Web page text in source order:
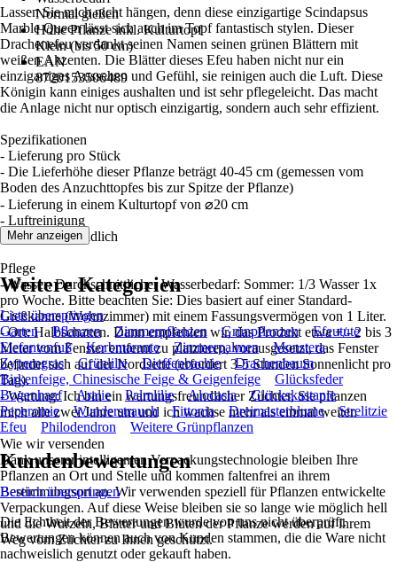
Normal gießen
Höhe Pflanze inkl. Kulturtopf
Klein (bis 50 cm)
EAN
8720153506489
Lassen Sie mich nicht hängen, denn diese einzigartige Scindapsus
Marble Queen lässt sich auch im Topf fantastisch stylen. Dieser
Drachenefeu verdankt seinen Namen seinen grünen Blättern mit
weißen Akzenten. Die Blätter dieses Efeu haben nicht nur ein
einzigartiges Aussehen und Gefühl, sie reinigen auch die Luft. Diese
Königin kann einiges aushalten und ist sehr pflegeleicht. Das macht
die Anlage nicht nur optisch einzigartig, sondern auch sehr effizient.
Spezifikationen
- Lieferung pro Stück
- Die Lieferhöhe dieser Pflanze beträgt 40-45 cm (gemessen vom
Boden des Anzuchttopfes bis zur Spitze der Pflanze)
- Lieferung in einem Kulturtopf von ⌀20 cm
- Luftreinigung
- Wartungsfreundlich
Pflege
- Wasser: Durchschnittlicher Wasserbedarf: Sommer: 1/3 Wasser 1x
pro Woche. Bitte beachten Sie: Dies basiert auf einer Standard-
Gießkanne (Wohnzimmer) mit einem Fassungsvermögen von 1 Liter.
- Ort: Halbschatten. Dann empfehlen wir, das Produkt etwa +/- 2 bis 3
Meter vom Fenster entfernt zu platzieren, vorausgesetzt, das Fenster
befindet sich auf der Nordseite (erfordert 3-5 Stunden Sonnenlicht pro
Tag).
- Wartung: Ich bin ein wartungsfreundlicher Züchter, Sie pflanzen
mich alle zwei Jahre um und ich wachse mehr als einmal weiter.
Wie wir versenden
Dank unserer intelligenten Verpackungstechnologie bleiben Ihre
Pflanzen an Ort und Stelle und kommen faltenfrei an ihrem
Bestimmungsort an. Wir verwenden speziell für Pflanzen entwickelte
Verpackungen. Auf diese Weise bleiben sie so lange wie möglich hell
und die Wurzeln, Blätter und Blüten der Pflanze werden auf ihrem
Weg vom Züchter zu Ihnen geschützt.
Mehr anzeigen
Weitere Kategorien
Liste überspringen
Garten
Pflanzen Zimmerpflanzen Grünpflanzen
Efeutute
Elefantenfuß
Korbmarante Zimmerpalmen
Monstera
Zyperngras
Grünlilie Dieffenbachie
Drachenbaum
Birkenfeige, Chinesische Feige & Geigenfeige
Glücksfeder
Bogenhanf
Aralie Palmlilie Alocasia
Glückskastanie
Peperomie
Wunderstrauch Fittonia Dreimasterblume
Strelitzie
Efeu
Philodendron Weitere Grünpflanzen
Kundenbewertungen
Bereich überspringen
Die Echtheit der Bewertungen wurde von uns nicht überprüft.
Bewertungen können auch von Kunden stammen, die die Ware nicht
nachweislich genutzt oder gekauft haben.